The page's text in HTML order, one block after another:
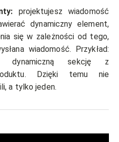
projektujesz wiadomość
dynamiczny element,
się w zależności od tego,
wiadomość. Przykład:
dynamiczną sekcję z
Dzięki temu nie
a tylko jeden.